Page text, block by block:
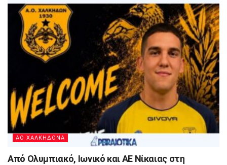
ΑΟ ΧΑΛΚΗΔΟΝΑ
Από Ολυμπιακό, Ιωνικό και ΑΕ Νίκαιας στη